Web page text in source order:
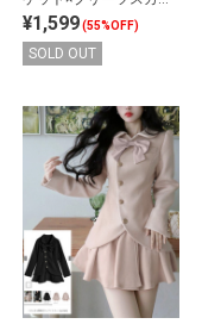
トセットアップ
¥1,599(55%OFF)
SOLD OUT